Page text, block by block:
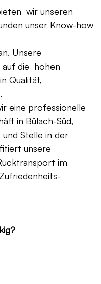
wir unseren
unser Know-how
Unsere
auf die hohen
Qualität,
eine professionelle
in Bülach-Süd,
Stelle in der
unsere
im